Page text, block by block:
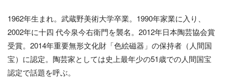
1962年生まれ。武蔵野美術大学卒業。1990年家業に入り、
2002年に十四 代今泉今右衛門を襲名。2012年日本陶芸協会賞
受賞。2014年重要無形文化財「色絵磁器」の保持者（人間国
宝）に認定。陶芸家としては史上最年少の51歳での人間国宝
認定で話題を呼ぶ。